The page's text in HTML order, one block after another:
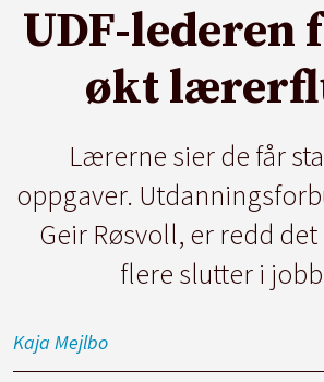
UDF-
økt
Lærerne sier de får
oppgaver.
Geir Røsvoll, er redd
flere slutter i
Kaja Mejlbo